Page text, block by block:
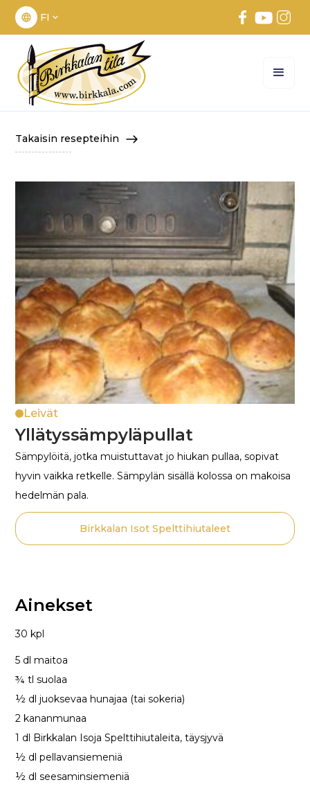
FI
Takaisin resepteihin
Leivät
Yllätyssämpyläpullat
Sämpylöitä, jotka muistuttavat jo hiukan pullaa, sopivat
hyvin vaikka retkelle. Sämpylän sisällä kolossa on makoisa
hedelmän pala.
Birkkalan Isot Spelttihiutaleet
Ainekset
30 kpl
5 dl maitoa
¾ tl suolaa
½ dl juoksevaa hunajaa (tai sokeria)
2 kananmunaa
1 dl Birkkalan Isoja Spelttihiutaleita, täysjyvä
½ dl pellavansiemeniä
½ dl seesaminsiemeniä